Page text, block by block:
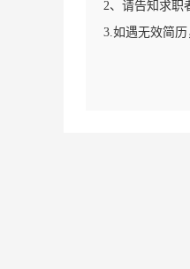
2、请告知求职
3.如遇无效简